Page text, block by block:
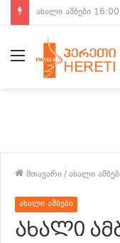
ახალი ამბები
მენიუ
მთავარი/ახალი
ახალი ამბები
ახალი